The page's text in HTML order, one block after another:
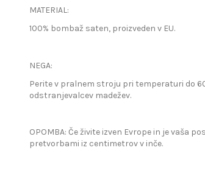
MATERIAL:
100% bombaž saten, proizveden v EU.
NEGA:
Perite v pralnem stroju pri temperaturi do
odstranjevalcev madežev.
OPOMBA: Če živite izven Evrope in je vaša
pretvorbami iz centimetrov v inče.